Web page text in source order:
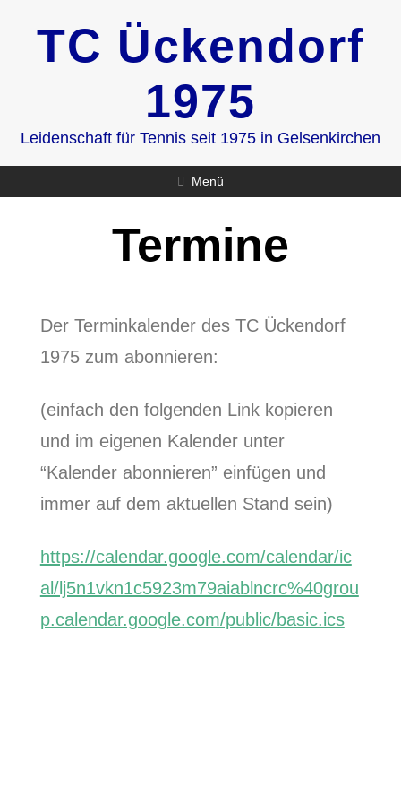
TC Ückendorf
1975
Leidenschaft für Tennis seit 1975 in Gelsenkirchen
Menü
Termine
Der Terminkalender des TC Ückendorf
1975 zum abonnieren:
(einfach den folgenden Link kopieren
und im eigenen Kalender unter
“Kalender abonnieren” einfügen und
immer auf dem aktuellen Stand sein)
https://calendar.google.com/calendar/ic
al/lj5n1vkn1c5923m79aiablncrc%40grou
p.calendar.google.com/public/basic.ics